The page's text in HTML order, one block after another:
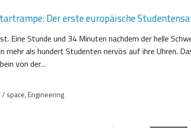
Der erste europäische
Eine Stunde und 34 Minuten nachdem der helle
mehr als hundert Studenten nervös auf ihre Uhren.
von der…
space, Engineering